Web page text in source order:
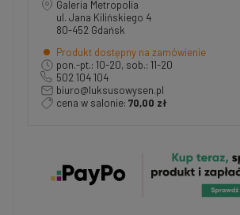
Galeria Metropolia
ul. Jana Kilińskiego 4
80-452 Gdańsk
Produkt dostępny na zamówienie
pon.-pt.: 10-20, sob.: 11-20
502 104 104
biuro@luksusowysen.pl
cena w salonie: 70,00 zł